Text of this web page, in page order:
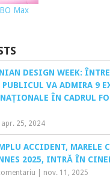
Max
DESIGN WEEK:
VA ADMIRA 9
ÎN CADRUL
apr. 25, 2024
ACCIDENT, MARELE
2025, INTRĂ ÎN
nov. 11, 2025